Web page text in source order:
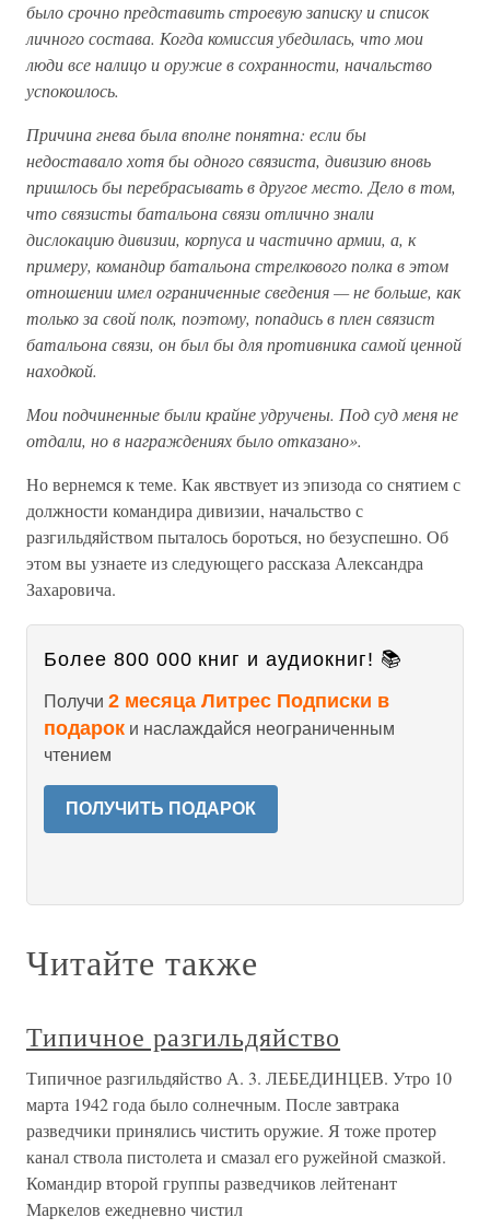
было срочно представить строевую записку и список
личного состава. Когда комиссия убедилась, что мои
люди все налицо и оружие в сохранности, начальство
успокоилось.
Причина гнева была вполне понятна: если бы
недоставало хотя бы одного связиста, дивизию вновь
пришлось бы перебрасывать в другое место. Дело в том,
что связисты батальона связи отлично знали
дислокацию дивизии, корпуса и частично армии, а, к
примеру, командир батальона стрелкового полка в этом
отношении имел ограниченные сведения — не больше, как
только за свой полк, поэтому, попадись в плен связист
батальона связи, он был бы для противника самой ценной
находкой.
Мои подчиненные были крайне удручены. Под суд меня не
отдали, но в награждениях было отказано».
Но вернемся к теме. Как явствует из эпизода со снятием с
должности командира дивизии, начальство с
разгильдяйством пыталось бороться, но безуспешно. Об
этом вы узнаете из следующего рассказа Александра
Захаровича.
Более 800 000 книг и аудиокниг! 📚
Получи 2 месяца Литрес Подписки в
подарок и наслаждайся неограниченным
чтением
ПОЛУЧИТЬ ПОДАРОК
Читайте также
Типичное разгильдяйство
Типичное разгильдяйство А. 3. ЛЕБЕДИНЦЕВ. Утро 10
марта 1942 года было солнечным. После завтрака
разведчики принялись чистить оружие. Я тоже протер
канал ствола пистолета и смазал его ружейной смазкой.
Командир второй группы разведчиков лейтенант
Маркелов ежедневно чистил